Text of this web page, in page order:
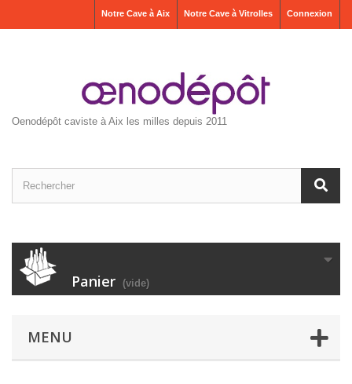
Connexion
Notre Cave à Vitrolles
Notre Cave à Aix
Oenodépôt caviste à Aix les milles depuis 2011
Panier (vide)
MENU